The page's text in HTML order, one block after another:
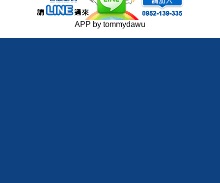
APP by tommydawu